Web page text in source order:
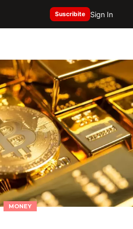
Suscribite Sign In
MONEY